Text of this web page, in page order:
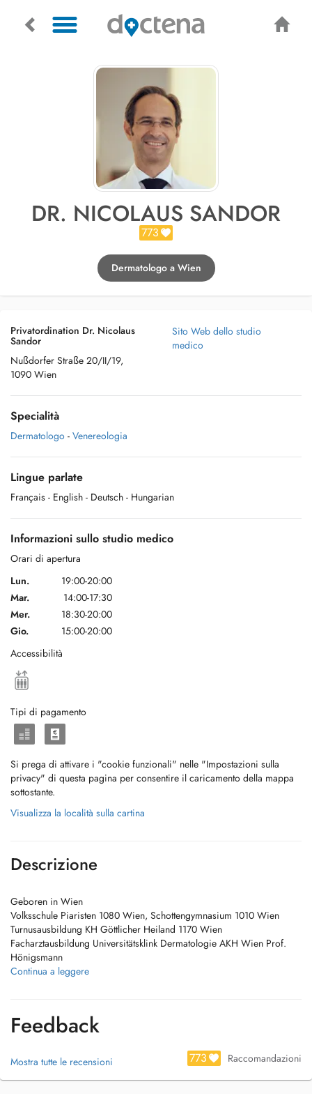
DR. NICOLAUS SANDOR
773
Dermatologo a Wien
Privatordination Dr. Nicolaus
Sandor
Nußdorfer Straße 20/II/19,
1090 Wien
Sito Web dello studio
medico
Specialità
Dermatologo - Venereologia
Lingue parlate
Français - English - Deutsch - Hungarian
Informazioni sullo studio medico
Orari di apertura
Lun.
19:00-20:00
Mar.
14:00-17:30
Mer.
18:30-20:00
Gio.
15:00-20:00
Accessibilità
Tipi di pagamento
Si prega di attivare i "cookie funzionali" nelle "Impostazioni sulla
privacy" di questa pagina per consentire il caricamento della mappa
sottostante.
Visualizza la località sulla cartina
Descrizione
Geboren in Wien
Volksschule Piaristen 1080 Wien, Schottengymnasium 1010 Wien
Turnusausbildung KH Göttlicher Heiland 1170 Wien
Facharztausbildung Universitätsklink Dermatologie AKH Wien Prof.
Hönigsmann
2006-2012 Oberarzt am Landesklinikum Wiener Neustadt Abteilung
Spezialambulanz für Lasertherapie und Lichttherapie.
Seit Juli 2012 Facharzt an der Rudolfsstiftung Wien
Spezialgebiete:
Photodynamische Therapie
Continua a leggere
Feedback
Mostra tutte le recensioni 773 Raccomandazioni